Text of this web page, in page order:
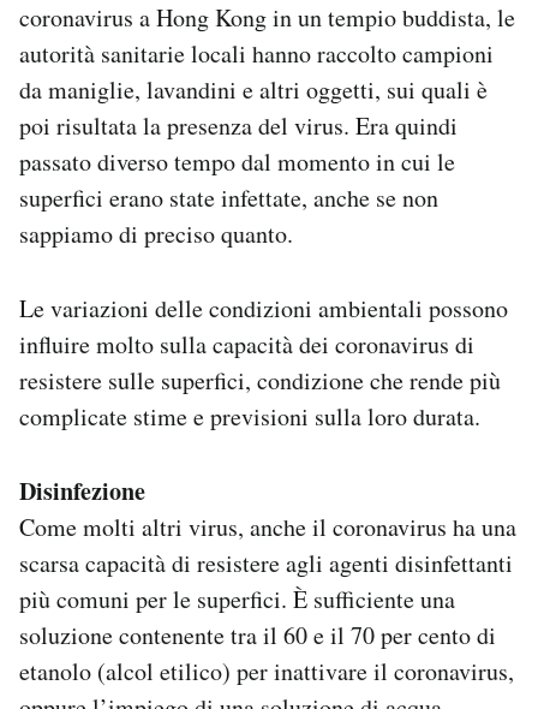
coronavirus a Hong Kong in un tempio buddista, le
autorità sanitarie locali hanno raccolto campioni
da maniglie, lavandini e altri oggetti, sui quali è
poi risultata la presenza del virus. Era quindi
passato diverso tempo dal momento in cui le
superfici erano state infettate, anche se non
sappiamo di preciso quanto.
Le variazioni delle condizioni ambientali possono
influire molto sulla capacità dei coronavirus di
resistere sulle superfici, condizione che rende più
complicate stime e previsioni sulla loro durata.
Disinfezione
Come molti altri virus, anche il coronavirus ha una
scarsa capacità di resistere agli agenti disinfettanti
più comuni per le superfici. È sufficiente una
soluzione contenente tra il 60 e il 70 per cento di
etanolo (alcol etilico) per inattivare il coronavirus,